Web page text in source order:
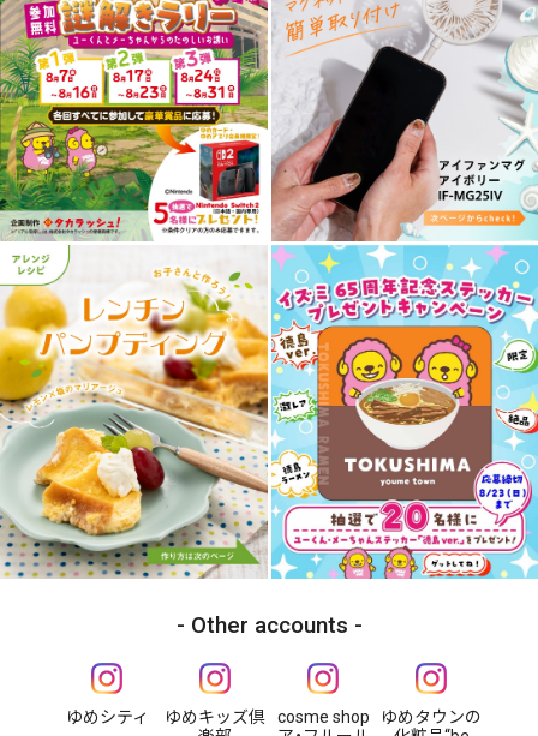
Other accounts
ゆめシティ
ゆめキッズ倶
cosme shop
ゆめタウンの